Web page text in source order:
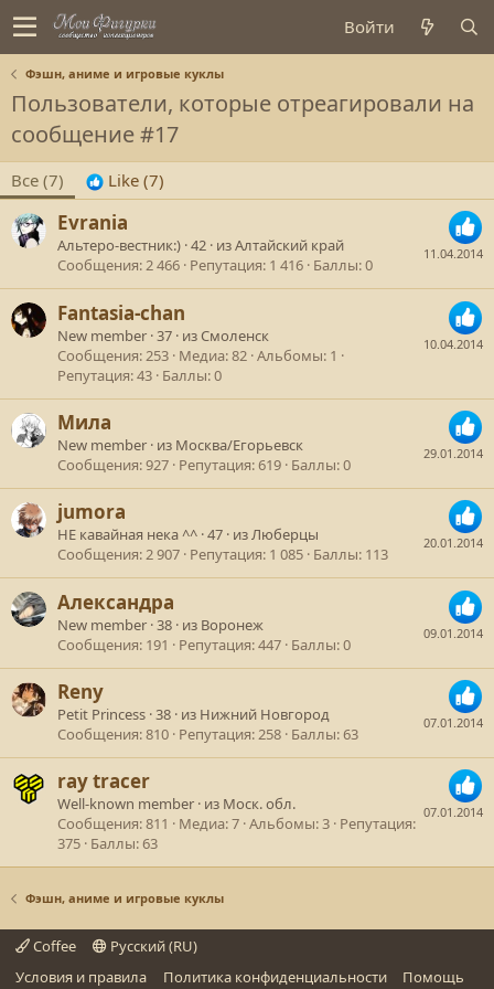
Войти
Фэшн, аниме и игровые куклы
Пользователи, которые отреагировали на
сообщение #17
Все (7) Like (7)
11.04.2014
Evrania
Альтеро-вестник:) ·42 · изАлтайский край
Сообщения 2 466 Репутация 1 416 Баллы 0
10.04.2014
Fantasia-chan
New member ·37 · изСмоленск
Сообщения 253 Медиа 82 Альбомы 1
Репутация 43 Баллы 0
29.01.2014
Мила
New member · из Москва/Егорьевск
Сообщения 927 Репутация 619 Баллы 0
20.01.2014
jumora
НЕ кавайная нека ^^ ·47 · изЛюберцы
Сообщения 2 907 Репутация 1 085 Баллы 113
09.01.2014
Александра
New member ·38 · из Воронеж
Сообщения 191 Репутация 447 Баллы 0
07.01.2014
Reny
Petit Princess ·38 · из Нижний Новгород
Сообщения 810 Репутация 258 Баллы 63
07.01.2014
ray tracer
Well-known member · из Моск. обл.
Сообщения 811 Медиа 7 Альбомы 3 Репутация
375 Баллы 63
Фэшн, аниме и игровые куклы
Coffee
Русский (RU)
Условия и правила
Политика конфиденциальности
Помощь